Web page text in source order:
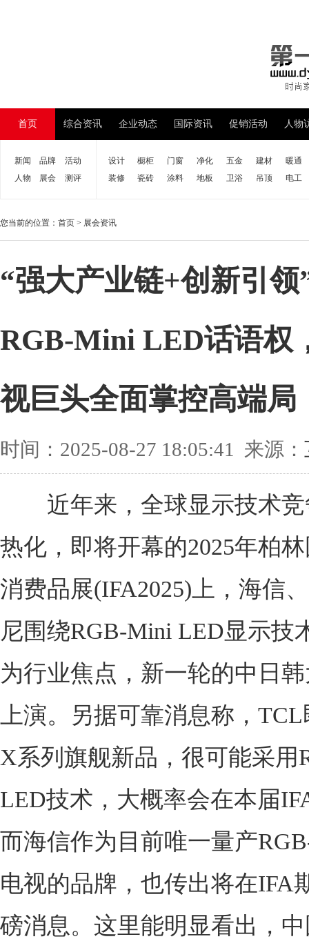
首页 综合资讯 企业动态 国际资讯 促销活动 人物
新闻 品牌
活动
人物
展会 测评
设计 橱柜 门窗 净化 五金 建材
暖通
装修
瓷砖 涂料 地板 卫浴 吊顶 电工
您当前的位置： 首页 > 展会资讯
“强大产业链+创新引领
RGB-Mini LED话语权
视巨头全面掌控高端局
时间：2025-08-27 18:05:41 来源：
近年来，全球显示技术竞
热化，即将开幕的2025年柏
消费品展(IFA2025)上，海信
尼围绕RGB-Mini LED显示技
为行业焦点，新一轮的中日
上演。另据可靠消息称，
X系列旗舰新品，很可能采用
LED技术，大概率会在本届
而海信作为目前唯一量产
电视的品牌，也传出将在IFA
磅消息。这里能明显看出，